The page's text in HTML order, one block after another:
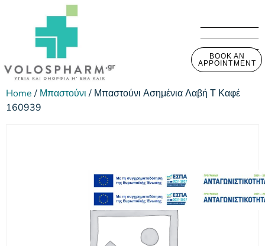
BOOK AN
APPOINTMENT
Home/ Μπαστούνι/ Μπαστούνι Ασημένια Λαβή Τ Καφέ
160939